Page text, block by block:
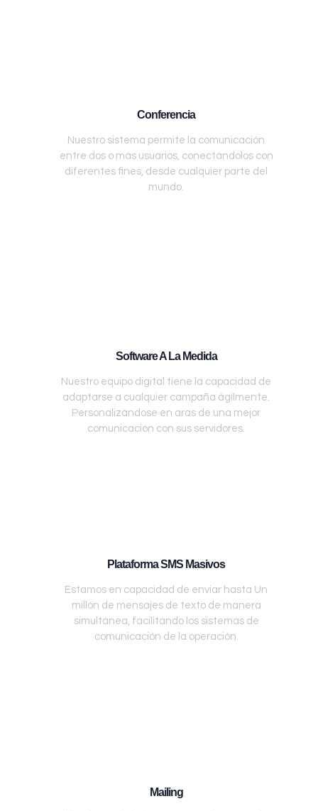
Conferencia
Nuestro sistema permite la comunicación
entre dos o más usuarios, conectándolos con
diferentes fines, desde cualquier parte del
mundo.
Software A La Medida
Nuestro equipo digital tiene la capacidad de
adaptarse a cualquier campaña ágilmente.
Personalizándose en aras de una mejor
comunicación con sus servidores.
Plataforma SMS Masivos
Estamos en capacidad de enviar hasta Un
millón de mensajes de texto de manera
simultánea, facilitando los sistemas de
comunicación de la operación.
Mailing